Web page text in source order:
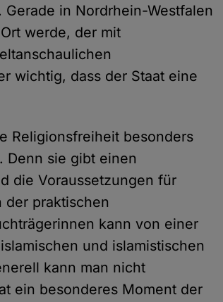
in Nordrhein-Westfalen
werde, der mit
wichtig, dass der Staat eine
Religionsfreiheit besonders
Denn sie gibt einen
die Voraussetzungen für
der praktischen
kann von einer
und islamistischen
kann man nicht
ein besonderes Moment der